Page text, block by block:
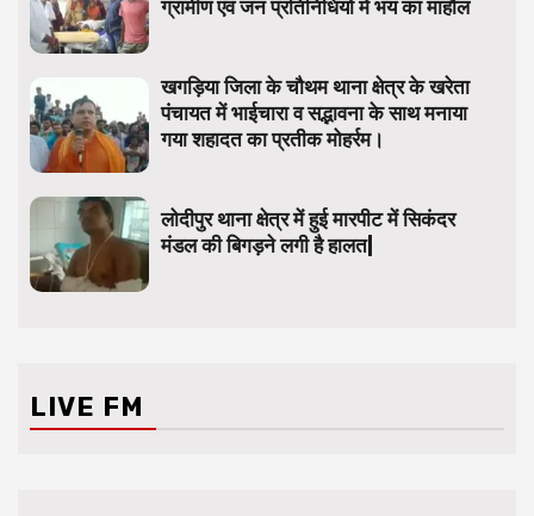
ग्रामीण एवं जन प्रतिनिधियों में भय का माहौल
खगड़िया जिला के चौथम थाना क्षेत्र के खरेता
पंचायत में भाईचारा व सद्भावना के साथ मनाया
गया शहादत का प्रतीक मोहर्रम।
लोदीपुर थाना क्षेत्र में हुई मारपीट में सिकंदर
मंडल की बिगड़ने लगी है हालत|
LIVE FM